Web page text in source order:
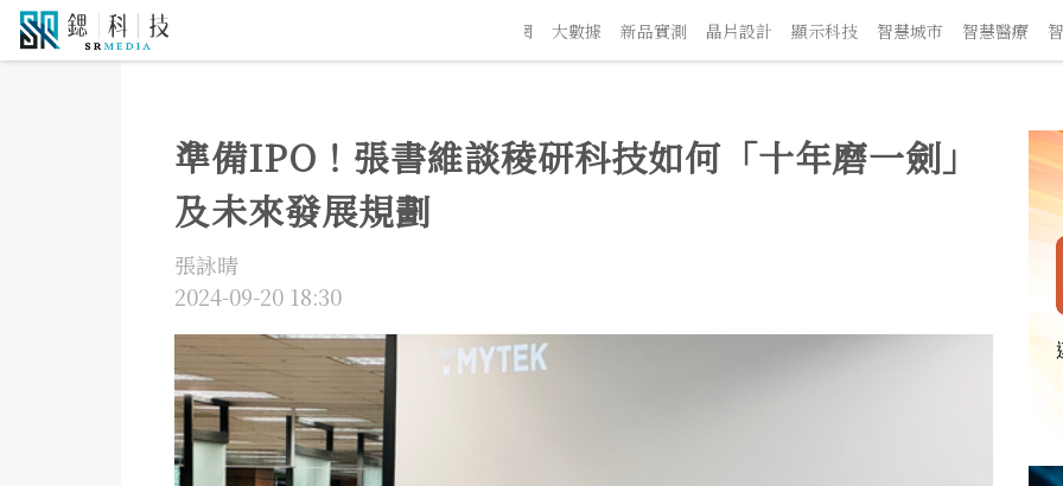
準備IPO！張書維談稜研科技如何「十年磨一劍」
及未來發展規劃
張詠晴
2024-09-20 18:30
5G通訊 大數據 新品實測 晶片設計 顯示科技 智慧城市 智慧醫療 智慧